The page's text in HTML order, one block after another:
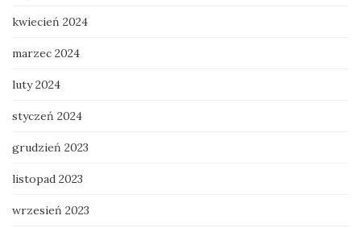
kwiecień 2024
marzec 2024
luty 2024
styczeń 2024
grudzień 2023
listopad 2023
wrzesień 2023